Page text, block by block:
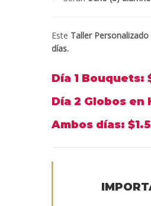
Este Taller
días.
Día 1 Bouquets:
Día 2 Globos
Ambos días: